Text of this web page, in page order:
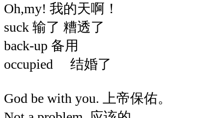
Oh,my! 我的天啊！
suck 输了 糟透了
back-up 备用
occupied 结婚了
God be with you. 上帝保佑。